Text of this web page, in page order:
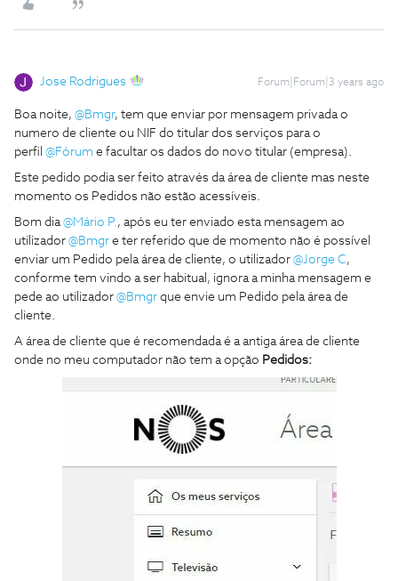
Jose Rodrigues Forum|Forum|3 years ago
Boa noite, @Bmgr, tem que enviar por mensagem privada o
numero de cliente ou NIF do titular dos serviços para o
perfil @Fórum e facultar os dados do novo titular (empresa).
Este pedido podia ser feito através da área de cliente mas neste
momento os Pedidos não estão acessíveis.
Bom dia@Mário P., após eu ter enviado esta mensagem ao
utilizador @Bmgr e ter referido que de momento não é possível
enviar um Pedido pela área de cliente, o utilizador @Jorge C,
conforme tem vindo a ser habitual, ignora a minha mensagem e
pede ao utilizador @Bmgr que envie um Pedido pela área de
cliente.
A área de cliente que é recomendada é a antiga área de cliente
onde no meu computador não tem a opção Pedidos: